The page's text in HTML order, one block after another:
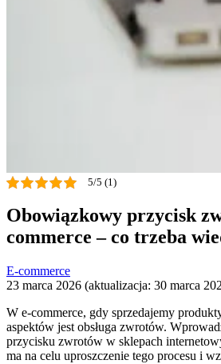
5/5 (1)
Obowiązkowy przycisk
commerce – co trzeba
E-commerce
23 marca 2026 (aktualizacja: 30 marca
W e-commerce, gdy sprzedajemy
aspektów jest obsługa zwrotów.
przycisku zwrotów w sklepach
ma na celu uproszczenie tego procesu i